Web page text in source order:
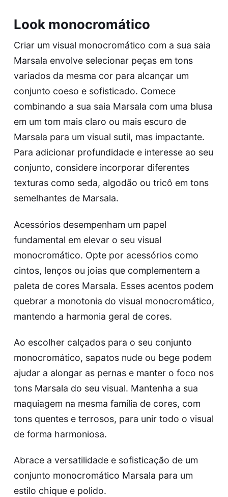
Look monocromático
Criar um visual monocromático com a sua saia
Marsala envolve selecionar peças em tons
variados da mesma cor para alcançar um
conjunto coeso e sofisticado. Comece
combinando a sua saia Marsala com uma blusa
em um tom mais claro ou mais escuro de
Marsala para um visual sutil, mas impactante.
Para adicionar profundidade e interesse ao seu
conjunto, considere incorporar diferentes
texturas como seda, algodão ou tricô em tons
semelhantes de Marsala.
Acessórios desempenham um papel
fundamental em elevar o seu visual
monocromático. Opte por acessórios como
cintos, lenços ou joias que complementem a
paleta de cores Marsala. Esses acentos podem
quebrar a monotonia do visual monocromático,
mantendo a harmonia geral de cores.
Ao escolher calçados para o seu conjunto
monocromático, sapatos nude ou bege podem
ajudar a alongar as pernas e manter o foco nos
tons Marsala do seu visual. Mantenha a sua
maquiagem na mesma família de cores, com
tons quentes e terrosos, para unir todo o visual
de forma harmoniosa.
Abrace a versatilidade e sofisticação de um
conjunto monocromático Marsala para um
estilo chique e polido.